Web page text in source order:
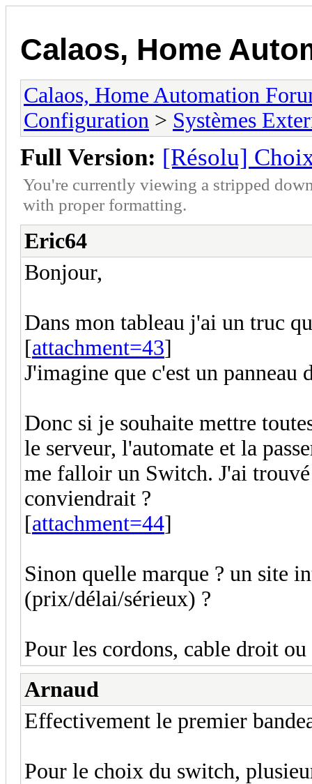
Calaos, Home
Calaos, Home Automation
Configuration > Systèmes
Full Version: [Résolu]
You're currently viewing a stripped
with proper formatting.
Eric64
Bonjour,
Dans mon tableau j'ai un truc
[attachment=43]
J'imagine que c'est un panneau
Donc si je souhaite mettre
le serveur, l'automate et la
me falloir un Switch. J'ai trouvé
conviendrait ?
[attachment=44]
Sinon quelle marque ? un site
(prix/délai/sérieux) ?
Pour les cordons, cable droit ou
Arnaud
Effectivement le premier
Pour le choix du switch,